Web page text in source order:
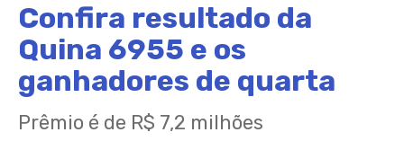
Confira resultado da
Quina 6955 e os
ganhadores de quarta
Prêmio é de R$ 7,2 milhões